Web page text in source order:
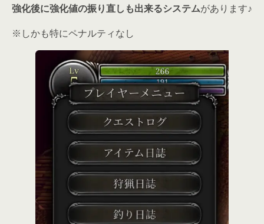
強化後に強化値の振り直しも出来るシステムがあります♪
※しかも特にペナルティなし